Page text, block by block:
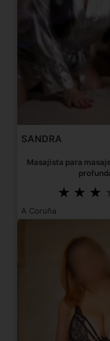
SANDRA
Masajista para
A Coruña